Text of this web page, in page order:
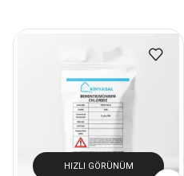
HIZLI GÖRÜNÜM